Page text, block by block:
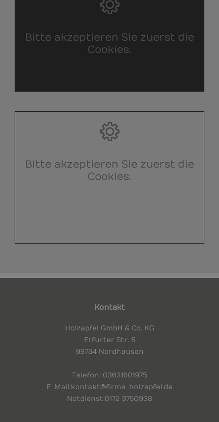
Bitte akzeptieren Sie zuerst die
Cookies.
Bitte akzeptieren Sie zuerst die
Cookies.
Kontakt
Holzapfel GmbH & Co. KG
Erfurter Str. 5
99734 Nordhausen
Telefon: 03631 601975
E-Mail:kontakt@firma-holzapfel.de
Notdienst:0172 3750938